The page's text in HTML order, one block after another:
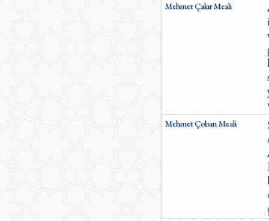
Mehmet Çakır Meali
Mehmet Çoban Meali